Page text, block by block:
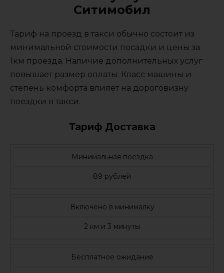
Ситимобил
Тариф на проезд в такси обычно состоит из
минимальной стоимости посадки и цены за
1км проезда. Наличие дополнительных услуг
повышает размер оплаты. Класс машины и
степень комфорта влияет на дороговизну
поездки в такси.
Тариф Доставка
Минимальная поездка
89 рублей
Включено в минималку
2 км и 3 минуты
Бесплатное ожидание